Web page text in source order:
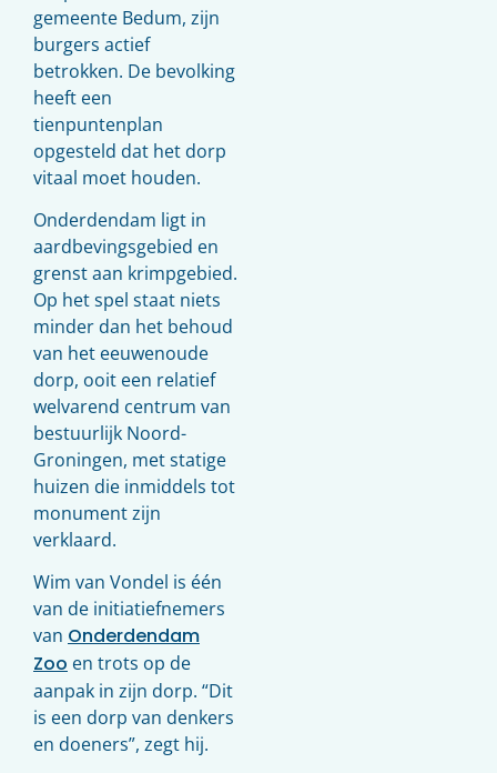
gemeente Bedum, zijn
burgers actief
betrokken. De bevolking
heeft een
tienpuntenplan
opgesteld dat het dorp
vitaal moet houden.
Onderdendam ligt in
aardbevingsgebied en
grenst aan krimpgebied.
Op het spel staat niets
minder dan het behoud
van het eeuwenoude
dorp, ooit een relatief
welvarend centrum van
bestuurlijk Noord-
Groningen, met statige
huizen die inmiddels tot
monument zijn
verklaard.
Wim van Vondel is één
van de initiatiefnemers
van Onderdendam
Zoo en trots op de
aanpak in zijn dorp. “Dit
is een dorp van denkers
en doeners”, zegt hij.